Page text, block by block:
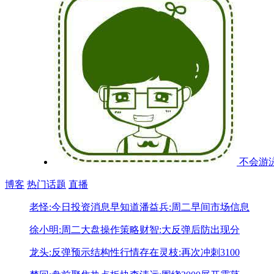
不会游
博客 热门话题 直播
老怪:今日投资消息早知道潘益兵:周二早间市场信息
徐小明:周二大盘操作策略财智:大反弹后防出现分
龙头:反弹预示结构性行情存在灵枝:再次冲刺3100